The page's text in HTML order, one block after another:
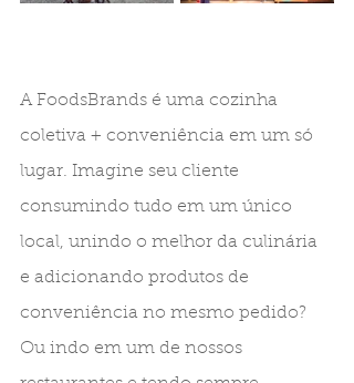
A FoodsBrands é uma cozinha
coletiva + conveniência em um só
lugar. Imagine seu cliente
consumindo tudo em um único
local, unindo o melhor da culinária
e adicionando produtos de
conveniência no mesmo pedido?
Ou indo em um de nossos